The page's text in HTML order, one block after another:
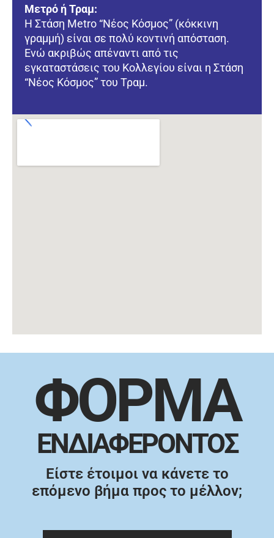
Μετρό ή Τραμ:
Η Στάση Metro “Νέος Κόσμος” (κόκκινη
γραμμή) είναι σε πολύ κοντινή απόσταση.
Ενώ ακριβώς απέναντι από τις
εγκαταστάσεις του Κολλεγίου είναι η Στάση
“Νέος Κόσμος” του Τραμ.
ΦΟΡΜΑ
ΕΝΔΙΑΦΕΡΟΝΤΟΣ
Είστε έτοιμοι να κάνετε το
επόμενο βήμα προς το μέλλον;